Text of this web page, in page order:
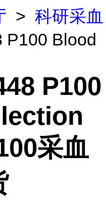
> 科研采血
P100 Blood
P100
采血